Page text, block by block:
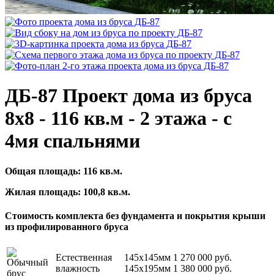
ДБ-87 Проект дома из бруса
8х8 - 116 кв.м - 2 этажа - с
4мя спальнями
Общая площадь: 116 кв.м.
Жилая площадь: 100,8 кв.м.
Стоимость комплекта без фундамента и покрытия крыши
из профилированного бруса
Естественная
влажность
145х145мм 1 270 000 руб.
145х195мм 1 380 000 руб.